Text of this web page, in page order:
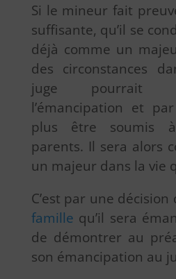
Si le mineur fait
suffisante, qu’il se
déjà comme un
des circonstances
juge pourrait
l’émancipation et
plus être soumis
parents. Il sera alors
un majeur dans la vie
C’est par une
famille qu’il sera
de démontrer au
son émancipation au